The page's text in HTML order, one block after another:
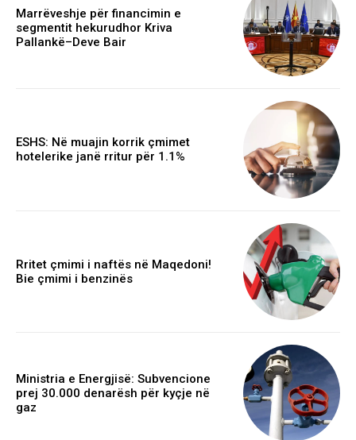
Marrëveshje për financimin e
segmentit hekurudhor Kriva
Pallankë–Deve Bair
ESHS: Në muajin korrik çmimet
hotelerike janë rritur për 1.1%
Rritet çmimi i naftës në Maqedoni!
Bie çmimi i benzinës
Ministria e Energjisë: Subvencione
prej 30.000 denarësh për kyçje në
gaz